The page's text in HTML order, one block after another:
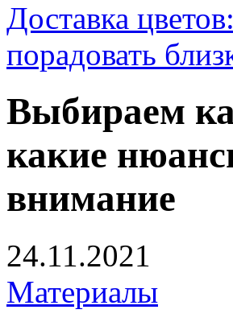
Доставка
порадовать
Выбираем
какие
внимание
24.11.2021
Материалы